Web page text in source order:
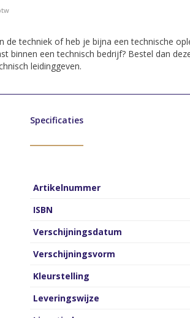
de techniek of heb je bijna een technische
binnen een technisch bedrijf? Bestel dan
leidinggeven.
Specificaties
Artikelnummer
ISBN
Verschijningsdatum
Verschijningsvorm
Kleurstelling
Leveringswijze